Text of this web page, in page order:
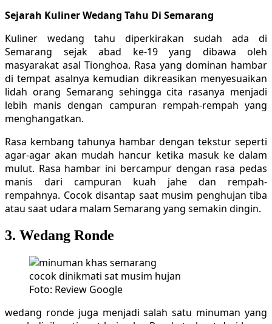
Sejarah Kuliner Wedang Tahu Di Semarang
Kuliner wedang tahu diperkirakan sudah ada di
Semarang sejak abad ke-19 yang dibawa oleh
masyarakat asal Tionghoa. Rasa yang dominan hambar
di tempat asalnya kemudian dikreasikan menyesuaikan
lidah orang Semarang sehingga cita rasanya menjadi
lebih manis dengan campuran rempah-rempah yang
menghangatkan.
Rasa kembang tahunya hambar dengan tekstur seperti
agar-agar akan mudah hancur ketika masuk ke dalam
mulut. Rasa hambar ini bercampur dengan rasa pedas
manis dari campuran kuah jahe dan rempah-
rempahnya. Cocok disantap saat musim penghujan tiba
atau saat udara malam Semarang yang semakin dingin.
3. Wedang Ronde
Foto: Review Google
wedang ronde juga menjadi salah satu minuman yang